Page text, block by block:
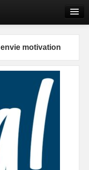
motivation